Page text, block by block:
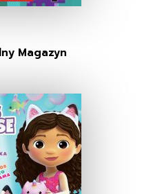
Magazyn